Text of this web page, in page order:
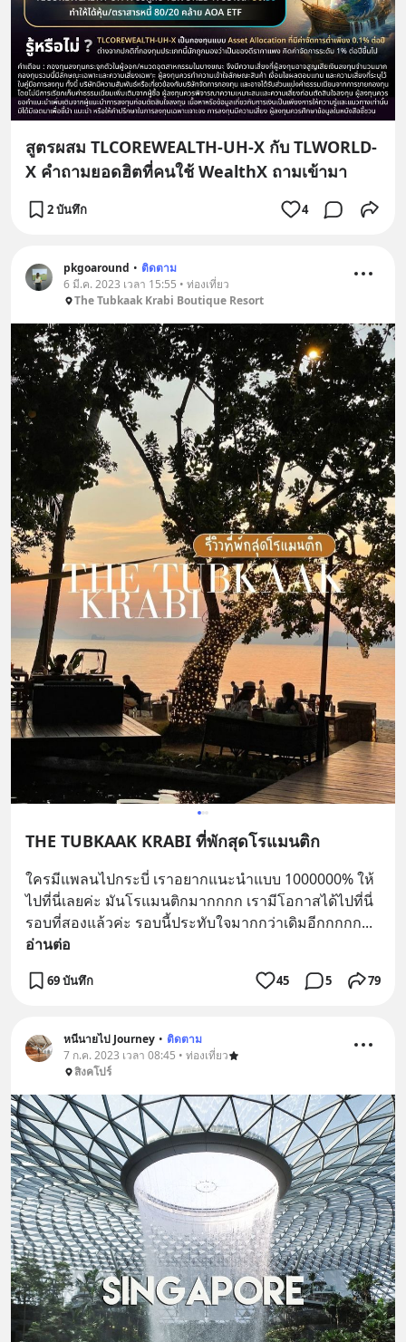
สูตรผสม TLCOREWEALTH-UH-X กับ TLWORLD-
X คำถามยอดฮิตที่คนใช้ WealthX ถามเข้ามา
2 บันทึก 4
pkgoaround • ติดตาม
6 มี.ค. 2023 เวลา 15:55 • ท่องเที่ยว
The Tubkaak Krabi Boutique Resort
THE TUBKAAK KRABI ที่พักสุดโรแมนติก
ใครมีแพลนไปกระบี่ เราอยากแนะนำแบบ 1000000% ให้
ไปที่นี่เลยค่ะ มันโรแมนติกมากกกก เรามีโอกาสได้ไปที่นี่
รอบที่สองแล้วค่ะ รอบนี้ประทับใจมากกว่าเดิมอีกกกกก
อ่านต่อ
69 บันทึก 45 5 79
หนีนายไป Journey • ติดตาม
7 ก.ค. 2023 เวลา 08:45 • ท่องเที่ยว
สิงคโปร์